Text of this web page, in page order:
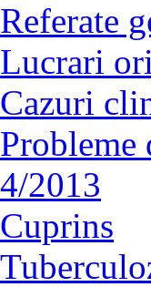
Referate
Lucrari
Cazuri
Probleme
4/2013
Cuprins